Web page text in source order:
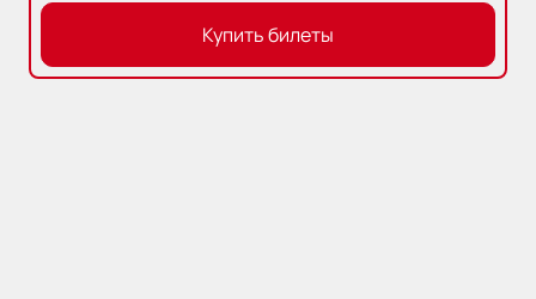
Купить билеты